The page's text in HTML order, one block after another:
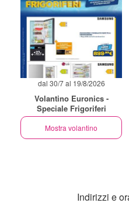
dal 30/7 al 19/8/2026
Volantino Euronics -
Speciale Frigoriferi
Mostra volantino
Indirizzi e